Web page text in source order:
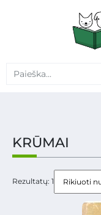
KRŪMAI
Rezultatų: 1